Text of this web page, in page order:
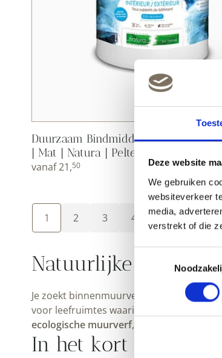
Deze website
We gebruiken
websiteverkeer
media,
verstrekt of die
Duurzaam Bindmiddel voor
| Mat | Natura | Peltenburg Natuurverf
vanaf21,50
1 2 3 4 Volgende
Natuurlijke
Je zoekt binnenmuurverf voor je woning,
voor leefruimtes waarin gezondheid,
ecologische muurverf, geschikt voor
In het kort